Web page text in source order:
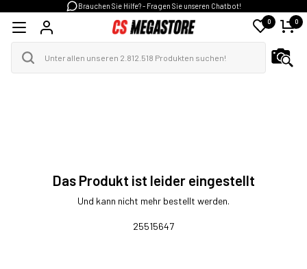
Brauchen Sie Hilfe? - Fragen Sie unseren Chatbot!
0 0
Das Produkt ist leider eingestellt
Und kann nicht mehr bestellt werden.
25515647